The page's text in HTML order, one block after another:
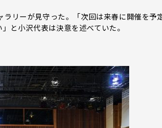
リーが見守った。「次回は来春に開催を予
と小沢代表は決意を述べていた。